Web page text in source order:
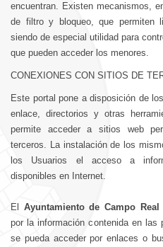
encuentran. Existen mecanismos,
de filtro y bloqueo, que permiten
siendo de especial utilidad para
que pueden acceder los menores.
CONEXIONES CON SITIOS DE
Este portal pone a disposición de
enlace, directorios y otras
permite acceder a sitios web
terceros. La instalación de los
los Usuarios el acceso a
disponibles en Internet.
El Ayuntamiento de Campo Real
por la información contenida en
se pueda acceder por enlaces o